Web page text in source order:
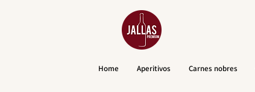
Home Aperitivos Carnes nobres